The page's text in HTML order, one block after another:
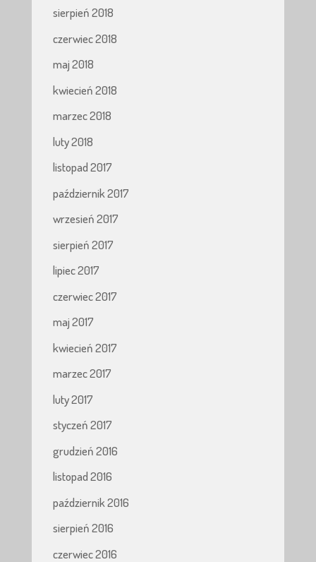
sierpień 2018
czerwiec 2018
maj 2018
kwiecień 2018
marzec 2018
luty 2018
listopad 2017
październik 2017
wrzesień 2017
sierpień 2017
lipiec 2017
czerwiec 2017
maj 2017
kwiecień 2017
marzec 2017
luty 2017
styczeń 2017
grudzień 2016
listopad 2016
październik 2016
sierpień 2016
czerwiec 2016